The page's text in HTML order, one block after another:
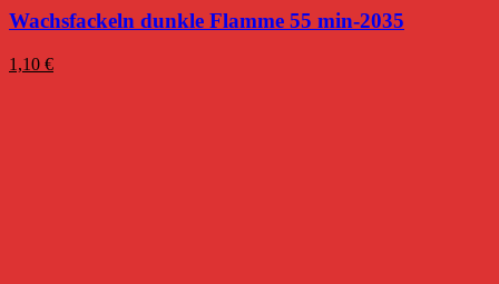
Wachsfackeln dunkle Flamme 55 min-2035
1,10 €